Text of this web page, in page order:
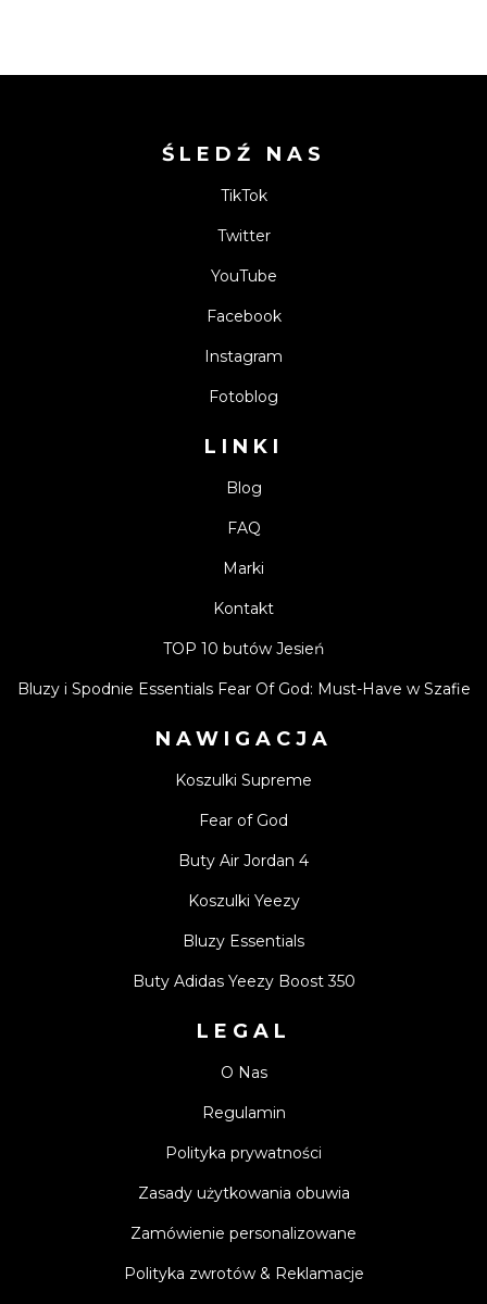
ŚLEDŹ NAS
TikTok
Twitter
YouTube
Facebook
Instagram
Fotoblog
LINKI
Blog
FAQ
Marki
Kontakt
TOP 10 butów Jesień
Bluzy i Spodnie Essentials Fear Of God: Must-Have w Szafie
NAWIGACJA
Koszulki Supreme
Fear of God
Buty Air Jordan 4
Koszulki Yeezy
Bluzy Essentials
Buty Adidas Yeezy Boost 350
LEGAL
O Nas
Regulamin
Polityka prywatności
Zasady użytkowania obuwia
Zamówienie personalizowane
Polityka zwrotów & Reklamacje